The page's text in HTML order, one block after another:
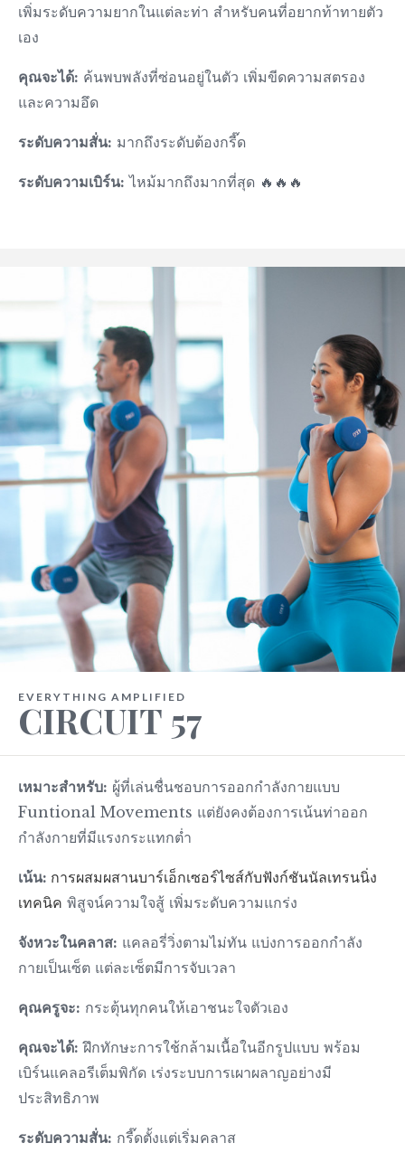
เพิ่มระดับความยากในแต่ละท่า สำหรับคนที่อยากท้าทายตัว
เอง
คุณจะได้: ค้นพบพลังที่ซ่อนอยู่ในตัว เพิ่มขีดความสตรอง
และความอึด
ระดับความสั่น: มากถึงระดับต้องกรี๊ด
ระดับความเบิร์น: ไหม้มากถึงมากที่สุด 🔥🔥🔥
EVERYTHING AMPLIFIED
CIRCUIT 57
เหมาะสำหรับ: ผู้ที่เล่นชื่นชอบการออกกำลังกายแบบ
Funtional Movements แต่ยังคงต้องการเน้นท่าออก
กำลังกายที่มีแรงกระแทกต่ำ
เน้น: การผสมผสานบาร์เอ็กเซอร์ไซส์กับฟังก์ชันนัลเทรนนิ่ง
เทคนิค พิสูจน์ความใจสู้ เพิ่มระดับความแกร่ง
จังหวะในคลาส: แคลอรี่วิ่งตามไม่ทัน แบ่งการออกกำลัง
กายเป็นเซ็ต แต่ละเซ็ตมีการจับเวลา
คุณครูจะ: กระตุ้นทุกคนให้เอาชนะใจตัวเอง
คุณจะได้: ฝึกทักษะการใช้กล้ามเนื้อในอีกรูปแบบ พร้อม
เบิร์นแคลอรีเต็มพิกัด เร่งระบบการเผาผลาญอย่างมี
ประสิทธิภาพ
ระดับความสั่น: กรี๊ดตั้งแต่เริ่มคลาส